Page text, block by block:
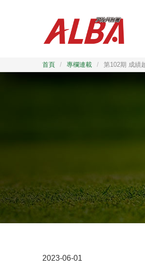
首頁 / 專欄連載 / 第102期 成績
2023-06-01